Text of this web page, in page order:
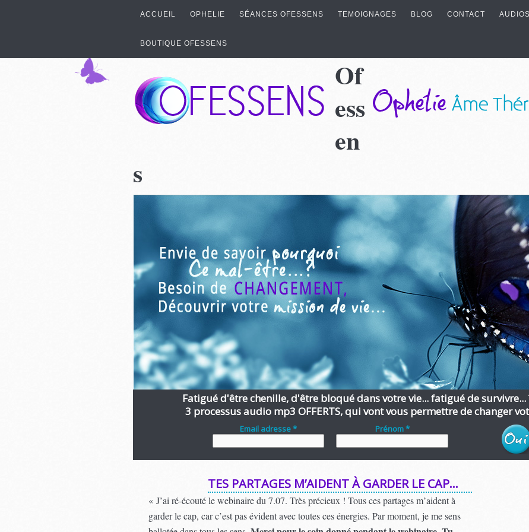
ACCUEIL OPHELIE SÉANCES OFESSENS TEMOIGNAGES BLOG CONTACT
BOUTIQUE OFESSENS
Of
ess
en
s
Fatigué d'être chenille, d'être bloqué dans votre vie... fatigué de survivre...
3 processus audio mp3 OFFERTS, qui vont vous permettre de changer
Email adresse * Prénom *
TES PARTAGES M’AIDENT À GARDER LE CAP…
« J’ai ré-écouté le webinaire du 7.07. Très précieux ! Tous ces partages m’aident à
garder le cap, car c’est pas évident avec toutes ces énergies. Par moment, je me sens